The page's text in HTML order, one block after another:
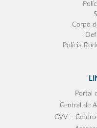
Corpo
Polícia
Portal
Central de
CVV –